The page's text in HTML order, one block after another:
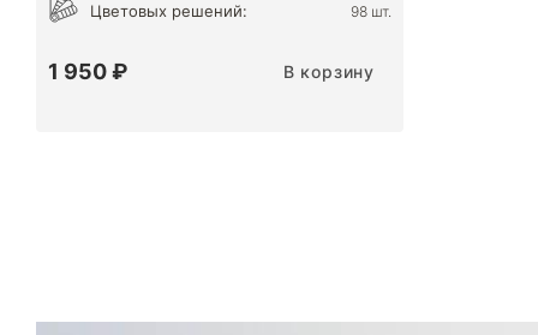
Цветовых решений: 98 шт.
1 950 ₽ В корзину